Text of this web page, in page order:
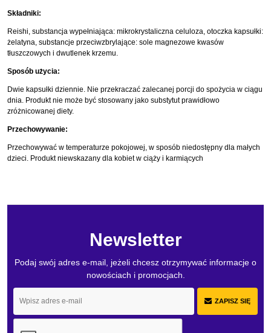
Składniki:
Reishi, substancja wypełniająca: mikrokrystaliczna celuloza, otoczka kapsułki:
żelatyna, substancje przeciwzbrylające: sole magnezowe kwasów
tłuszczowych i dwutlenek krzemu.
Sposób użycia:
Dwie kapsułki dziennie. Nie przekraczać zalecanej porcji do spożycia w ciągu
dnia. Produkt nie może być stosowany jako substytut prawidłowo
zróżnicowanej diety.
Przechowywanie:
Przechowywać w temperaturze pokojowej, w sposób niedostępny dla małych
dzieci. Produkt niewskazany dla kobiet w ciąży i karmiących
Newsletter
Podaj swój adres e-mail, jeżeli chcesz otrzymywać informacje o
nowościach i promocjach.
ZAPISZ SIĘ